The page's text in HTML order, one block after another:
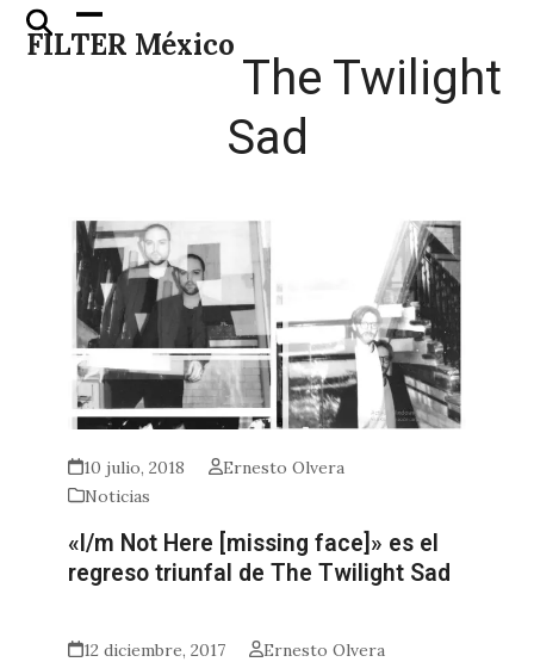
Skip
FILTER México
Open
mobile
Close
mobile
The Twilight
Sad
10 julio, 2018
Ernesto Olvera
Noticias
«I/m Not Here [missing face]» es el
regreso triunfal de The Twilight Sad
12 diciembre, 2017
Ernesto Olvera